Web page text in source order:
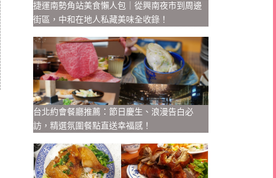
捷運南勢角站美食懶人包｜從興南夜市到周邊
街區，中和在地人私藏美味全收錄！
台北約會餐廳推薦：節日慶生、浪漫告白必
訪，精選氛圍餐點直送幸福感！